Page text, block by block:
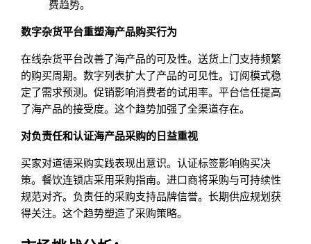
费趋势。
数字杂货平台重塑海产品购买行为
在线杂货平台改善了海产品的可及性。送货上门支持频繁
的购买周期。数字列表扩大了产品的可见性。订阅模式稳
定了需求预测。促销影响消费者的试用率。平台信任提高
了海产品的接受度。这个趋势加强了全渠道存在。
对负责任和认证海产品采购的日益重视
买家对道德采购实践表现出意识。认证标签影响购买决
策。餐饮连锁店采用采购指南。进口商将采购与可持续性
规范对齐。负责任的采购支持品牌信誉。长期供应规划获
得关注。这个趋势塑造了采购策略。